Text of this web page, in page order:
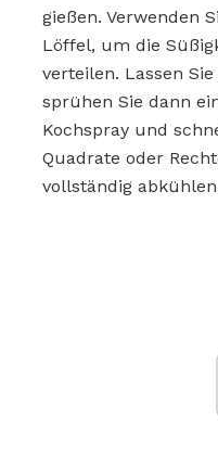
gießen. Verwenden
Löffel, um die
verteilen. Lassen
sprühen Sie dann
Kochspray und
Quadrate oder
vollständig